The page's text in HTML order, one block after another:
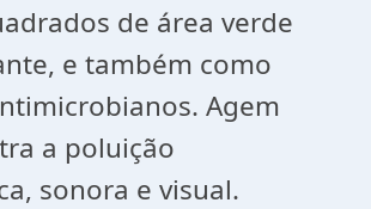
de área verde
e também como
Agem
a poluição
sonora e visual.